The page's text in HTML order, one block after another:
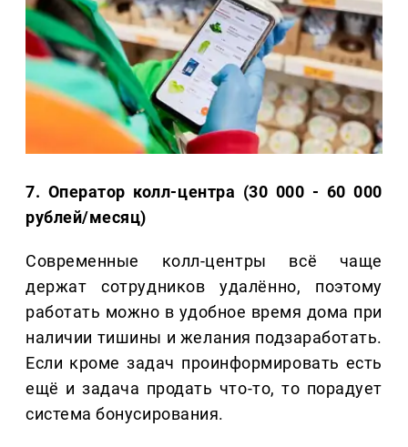
7. Оператор колл-центра (30 000 - 60 000
рублей/месяц)
Современные колл-центры всё чаще
держат сотрудников удалённо, поэтому
работать можно в удобное время дома при
наличии тишины и желания подзаработать.
Если кроме задач проинформировать есть
ещё и задача продать что-то, то порадует
система бонусирования.